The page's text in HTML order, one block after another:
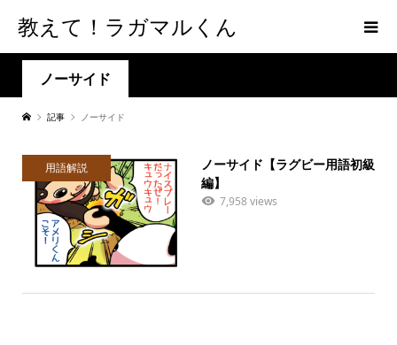
教えて！ラガマルくん
ノーサイド
記事 ノーサイド
用語解説
ノーサイド【ラグビー用語初級
編】
7,958 views